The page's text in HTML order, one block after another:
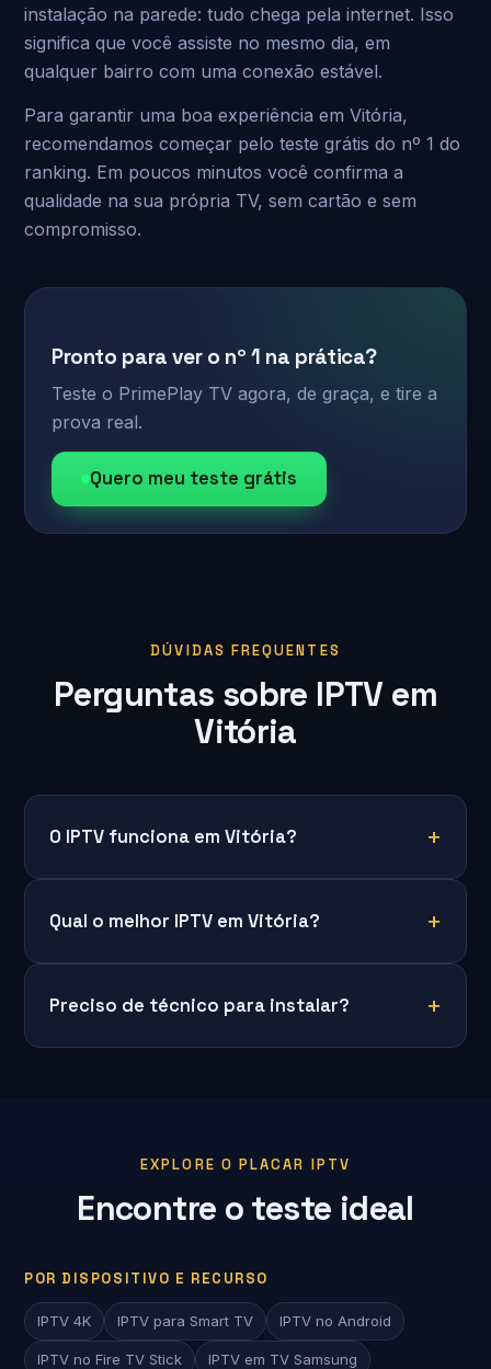
instalação na parede: tudo chega pela internet. Isso
significa que você assiste no mesmo dia, em
qualquer bairro com uma conexão estável.
Para garantir uma boa experiência em Vitória,
recomendamos começar pelo teste grátis do nº 1 do
ranking. Em poucos minutos você confirma a
qualidade na sua própria TV, sem cartão e sem
compromisso.
Pronto para ver o nº 1 na prática?
Teste o PrimePlay TV agora, de graça, e tire a
prova real.
Quero meu teste grátis
DÚVIDAS FREQUENTES
Perguntas sobre IPTV em
Vitória
O IPTV funciona em Vitória?
Qual o melhor IPTV em Vitória?
Preciso de técnico para instalar?
EXPLORE O PLACAR IPTV
Encontre o teste ideal
POR DISPOSITIVO E RECURSO
IPTV 4K IPTV para Smart TV IPTV no Android
IPTV no Fire TV Stick IPTV em TV Samsung